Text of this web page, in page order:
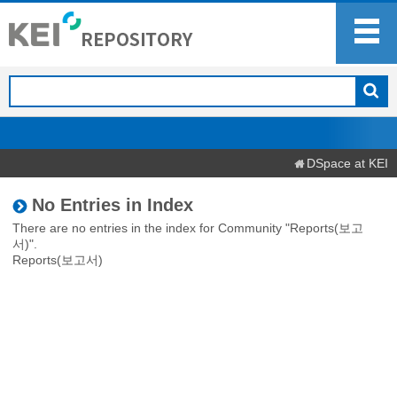
DSpace at KEI
No Entries in Index
There are no entries in the index for Community "Reports(보고
서)".
Reports(보고서)